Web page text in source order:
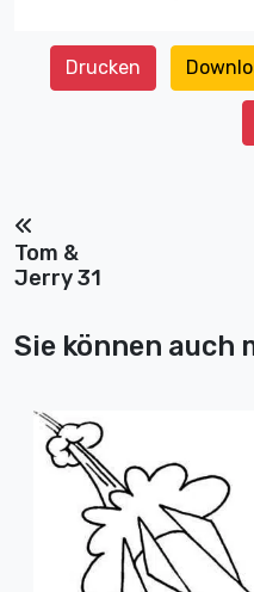
Drucken
Tom &
Jerry 31
Sie können auch